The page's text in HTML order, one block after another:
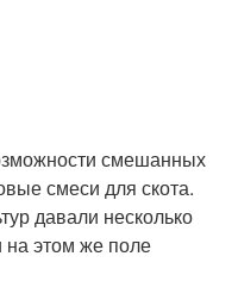
смешанных
смеси для скота.
давали несколько
на этом же поле